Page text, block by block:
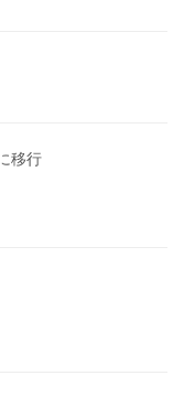
移行